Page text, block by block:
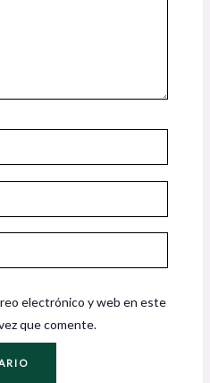
electrónico y web en este
que comente.